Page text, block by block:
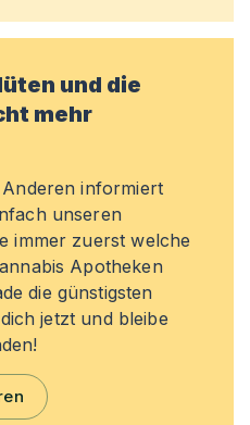
und die
mehr
informiert
unseren
immer zuerst welche
Apotheken
die günstigsten
jetzt und bleibe